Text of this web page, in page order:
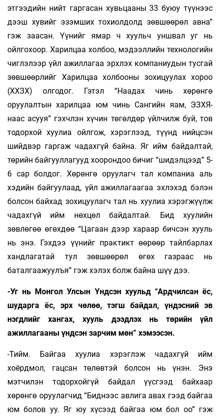
этгээдийн нийт гаргасан хувьцааны 33 буюу түүнээс
дээш хувийг эзэмших тохиолдолд зөвшөөрөл авна”
гэж заасан. Үүнийг ямар ч хуульч уншвал уг нь
ойлгохоор. Харилцаа холбоо, мэдээллийн технологийн
чиглэлээр үйл ажиллагаа эрхлэх компаниудын тусгай
зөвшөөрлийг Харилцаа холбооны зохицуулах хороо
(ХХЗХ) олгодог. Гэтэл “Наадах чинь хөрөнгө
оруулалтын харилцаа юм чинь Сангийн яам, ЭЗХЯ-
наас асууя” гэхчлэн хүчин төгөлдөр үйлчилж буй, тов
тодорхой хуулиа ойлгож, хэрэглээд, түүнд нийцсэн
шийдвэр гаргаж чадахгүй байна. Яг ийм байдалтай,
төрийн байгууллагууд хоорондоо бичиг “шидэлцээд” 5-
6 сар болдог. Хөрөнгө оруулагч тал компаниа аль
хэдийн байгуулаад, үйл ажиллагаагаа эхлэхэд бэлэн
болсон байхад зохицуулагч тал нь хуулиа хэрэгжүүлж
чадахгүй ийм нөхцөл байдалтай. Бид хуулийн
зөвлөгөө өгөхдөө “Цагаан дээр хараар бичсэн хууль
нь энэ. Гэхдээ үүнийг практикт өөрөөр тайлбарлах
хандлагатай тул зөвшөөрөл өгөх газраас нь
баталгаажуулъя” гэж хэлэх болж байна шүү дээ.
-Уг нь Монгол Улсын Үндсэн хуульд “Ард­чилсан ёс,
шударга ёс, эрх чөлөө, тэгш байдал, үндэсний эв
нэгдлийг хангах, хууль дээдлэх нь төрийн үйл
ажиллагааны үндсэн зарчим мөн” хэмээсэн.
-Тийм. Байгаа хуулиа хэрэглэж чадахгүй ийм
хоёрдмол, гацсан төлөвтэй болсон нь үнэн. Энэ
мэтчилэн тодорхойгүй байдал үүсгээд байхаар
хөрөнгө оруулагчид “Биднээс авлига авах гээд байгаа
юм болов уу. Яг юу хүсээд байгаа юм бол оо” гэж